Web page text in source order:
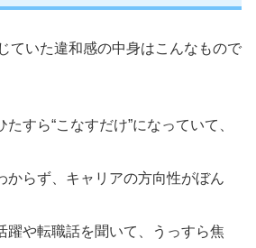
ていた違和感の中身はこんなもので
たすら“こなすだけ”になっていて、
からず、キャリアの方向性がぼん
躍や転職話を聞いて、うっすら焦